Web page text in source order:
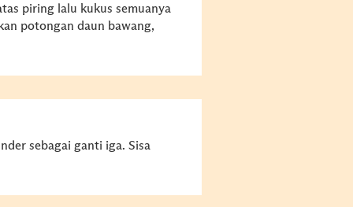
piring lalu kukus semuanya
potongan daun bawang,
sebagai ganti iga. Sisa